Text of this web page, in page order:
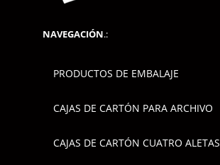
NAVEGACIÓN.:
PRODUCTOS DE EMBALAJE
CAJAS DE CARTÓN PARA ARCHIVO
CAJAS DE CARTÓN CUATRO ALETAS